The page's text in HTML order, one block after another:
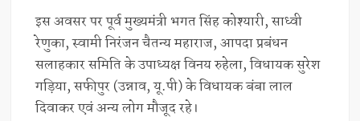
इस अवसर पर पूर्व मुख्यमंत्री भगत सिंह कोश्यारी, साध्वी
रेणुका, स्वामी निरंजन चैतन्य महाराज, आपदा प्रबंधन
सलाहकार समिति के उपाध्यक्ष विनय रुहेला, विधायक सुरेश
गड़िया, सफीपुर (उन्नाव, यू.पी) के विधायक बंबा लाल
दिवाकर एवं अन्य लोग मौजूद रहे।